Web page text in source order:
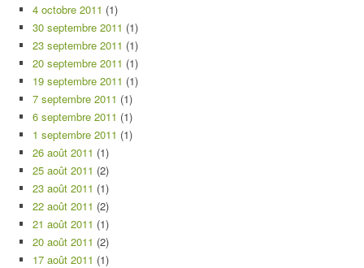
4 octobre 2011 (1)
30 septembre 2011 (1)
23 septembre 2011 (1)
20 septembre 2011 (1)
19 septembre 2011 (1)
7 septembre 2011 (1)
6 septembre 2011 (1)
1 septembre 2011 (1)
26 août 2011 (1)
25 août 2011 (2)
23 août 2011 (1)
22 août 2011 (2)
21 août 2011 (1)
20 août 2011 (2)
17 août 2011 (1)